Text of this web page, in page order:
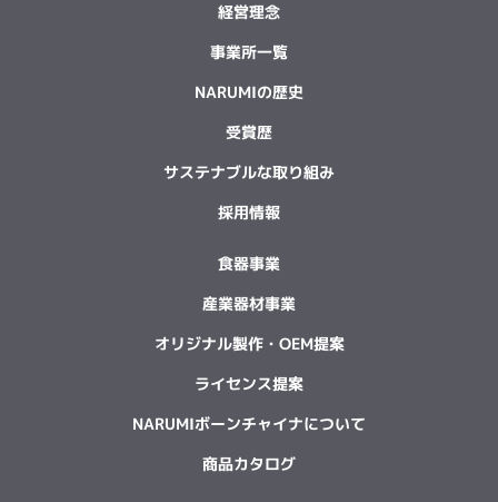
経営理念
事業所一覧
NARUMIの歴史
受賞歴
サステナブルな取り組み
採用情報
食器事業
産業器材事業
オリジナル製作・OEM提案
ライセンス提案
NARUMIボーンチャイナについて
商品カタログ